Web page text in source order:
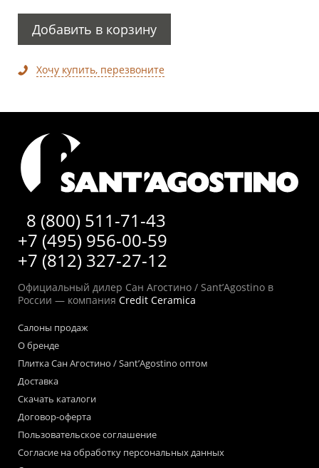
Добавить в корзину
Хочу купить, перезвоните
8 (800) 511-71-43
+7 (495) 956-00-59
+7 (812) 327-27-12
Официальный дилер Сан Агостино / Sant’Agostino в
России — компания Credit Ceramica
Салоны продаж
О бренде
Плитка Сан Агостино / Sant’Agostino оптом
Доставка
Скачать каталоги
Договор-оферта
Пользовательское соглашение
Согласие на обработку персональных данных